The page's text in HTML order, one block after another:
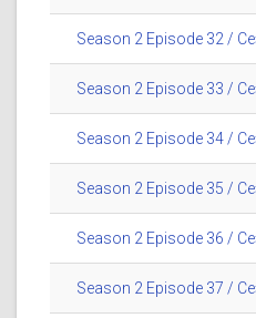
Season 2 Episode 32 /
Season 2 Episode 33 /
Season 2 Episode 34 /
Season 2 Episode 35 /
Season 2 Episode 36 /
Season 2 Episode 37 /